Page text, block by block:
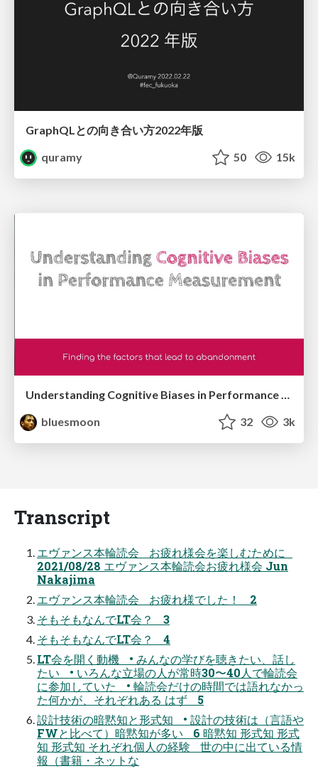
GraphQLとの向き合い方2022年版
quramy
50 15k
Understanding Cognitive Biases in Performance Measurement
bluesmoon
32 3k
Transcript
エヴァンス本輪読会 お疲れ様会を楽しむために
2021/08/28 エヴァンス本輪読会お疲れ様会 Jun
Nakajima
エヴァンス本輪読会 お疲れ様でした！ 2
そもそもなんでLT会？ 3
そもそもなんでLT会？ 4
LT会を開く動機 • みんなの学びを聴きたい、話し
たい • いろんな立場の人が常時30〜40人で輪読会
に参加していた • 輪読会だけの時間では語れなかっ
た何かが、それぞれある はず 5
設計技術の暗黙知と形式知 • 設計の技術は（言語や
FWと比べて）暗黙知が多い 6 暗黙知 形式知 形式
知 形式知 それぞれ個人の経験 世の中に出ている情
報（書籍・ネットな